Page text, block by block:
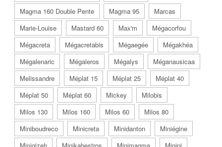
Magma 160 Double Pente
Magma 95
Marcas
Marie-Louise
Mastard 60 Max'm
Mégacorfou
Mégacreta
Mégacretabis Mégaegée
Mégakhéa
Mégalenaric
Mégaleros Mégalys
Méganausicaa
Melissandre
Méplat 15 Méplat 25
Méplat 40
Méplat 50
Méplat 60 Mickey
Milobis
Milos 130
Milos 160 Milos 60
Milos 80
Miniboudreco
Minicreta Minidanton
Miniégine